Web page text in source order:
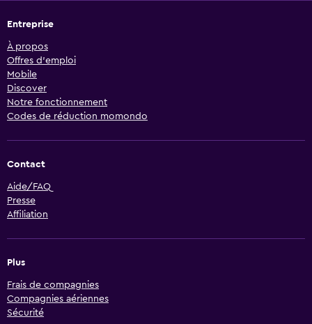
Entreprise
À propos
Offres d’emploi
Mobile
Discover
Notre fonctionnement
Codes de réduction momondo
Contact
Aide/FAQ
Presse
Affiliation
Plus
Frais de compagnies
Compagnies aériennes
Sécurité